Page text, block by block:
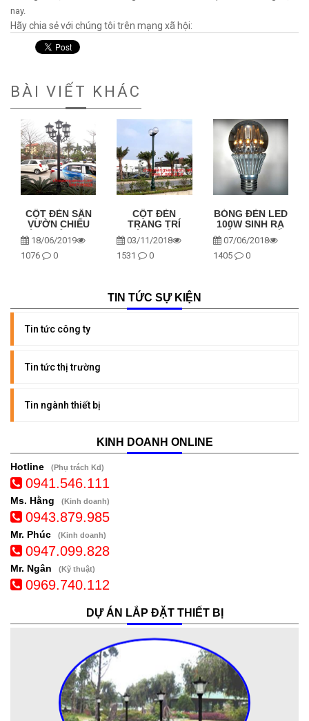
nay.
Hãy chia sẻ với chúng tôi trên mạng xã hội:
BÀI VIẾT KHÁC
CỘT ĐÈN SÂN
VƯỜN CHIẾU
SÁNG NÊN MUA
LOẠI NÀO?
18/06/2019
1076
0
CỘT ĐÈN
TRANG TRÍ
CHO CHIẾU
SÁNG NGOẠI
03/11/2018
1531
0
BÓNG ĐÈN LED
100W SINH RA
ĐỂ THAY THẾ
ĐÈN SỢI ĐỐT
07/06/2018
1405
0
TIN TỨC SỰ KIỆN
Tin tức công ty
Tin tức thị trường
Tin ngành thiết bị
KINH DOANH ONLINE
Hotline (Phụ trách Kd)
0941.546.111
Ms. Hằng (Kinh doanh)
0943.879.985
Mr. Phúc (Kinh doanh)
0947.099.828
Mr. Ngân (Kỹ thuật)
0969.740.112
DỰ ÁN LẮP ĐẶT THIẾT BỊ